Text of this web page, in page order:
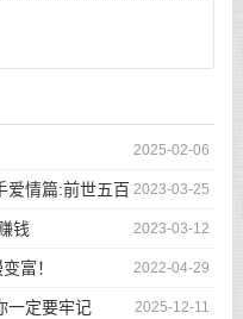
2025-02-06
2023-03-25
爱情篇:前世五百
2023-03-12
钱
2022-04-29
富！
2025-12-11
一定要牢记